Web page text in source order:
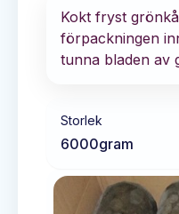
Kokt fryst
förpackningen
tunna bladen av
Storlek
6000gram